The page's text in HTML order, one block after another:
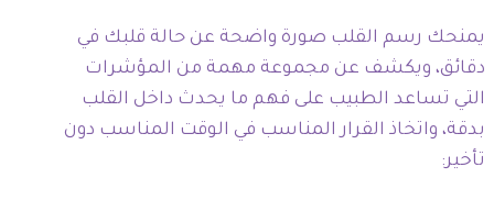
يمنحك رسم القلب صورة واضحة عن حالة قلبك في
دقائق، ويكشف عن مجموعة مهمة من المؤشرات
التي تساعد الطبيب على فهم ما يحدث داخل القلب
بدقة، واتخاذ القرار المناسب في الوقت المناسب دون
تأخير: